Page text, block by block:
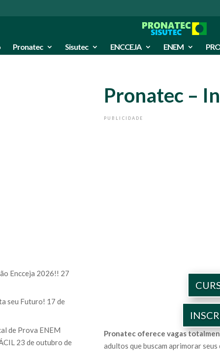
Pronatec Sisutec ENCCEJA ENEM
Pronatec –
PUBLICIDADE
Pronatec oferece vagas
adultos que buscam aprimorar
Encceja 2026!! 27
seu Futuro! 17 de
de Prova ENEM
23 de outubro de